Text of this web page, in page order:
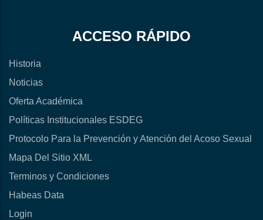
ACCESO RÁPIDO
Historia
Noticias
Oferta Académica
Políticas Institucionales ESDEG
Protocolo Para la Prevención y Atención del Acoso Sexual
Mapa Del Sitio XML
Terminos y Condiciones
Habeas Data
Login